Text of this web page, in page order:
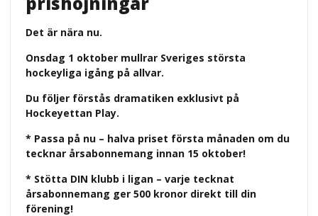
Det är nära nu.
Onsdag 1 oktober mullrar Sveriges största
hockeyliga igång på allvar.
Du följer förstås dramatiken exklusivt på
Hockeyettan Play.
* Passa på nu – halva priset första månaden om du
tecknar årsabonnemang innan 15 oktober!
* Stötta DIN klubb i ligan – varje tecknat
årsabonnemang ger 500 kronor direkt till din
förening!